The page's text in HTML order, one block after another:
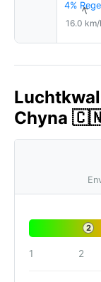
4% ↑
16.0 km/
Chyna
2
1 2